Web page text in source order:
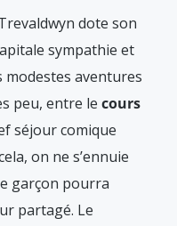
dote son
sympathie et
modestes aventures
peu, entre le cours
séjour comique
on ne s’ennuie
garçon pourra
partagé. Le